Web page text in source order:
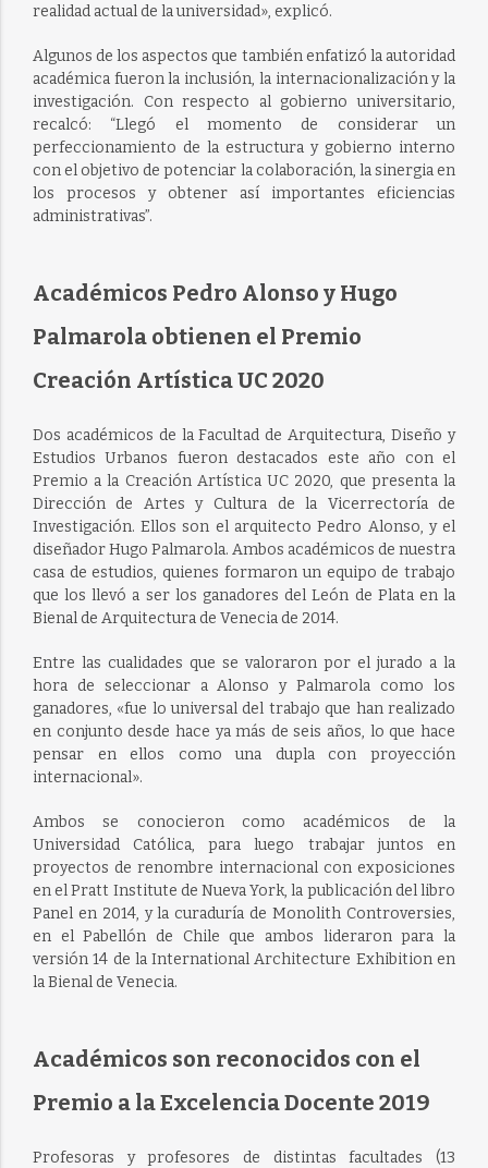
realidad actual de la universidad», explicó.
Algunos de los aspectos que también enfatizó la autoridad
académica fueron la inclusión, la internacionalización y la
investigación. Con respecto al gobierno universitario,
recalcó: “Llegó el momento de considerar un
perfeccionamiento de la estructura y gobierno interno
con el objetivo de potenciar la colaboración, la sinergia en
los procesos y obtener así importantes eficiencias
administrativas”.
Académicos Pedro Alonso y Hugo
Palmarola obtienen el Premio
Creación Artística UC 2020
Dos académicos de la Facultad de Arquitectura, Diseño y
Estudios Urbanos fueron destacados este año con el
Premio a la Creación Artística UC 2020, que presenta la
Dirección de Artes y Cultura de la Vicerrectoría de
Investigación. Ellos son el arquitecto Pedro Alonso, y el
diseñador Hugo Palmarola. Ambos académicos de nuestra
casa de estudios, quienes formaron un equipo de trabajo
que los llevó a ser los ganadores del León de Plata en la
Bienal de Arquitectura de Venecia de 2014.
Entre las cualidades que se valoraron por el jurado a la
hora de seleccionar a Alonso y Palmarola como los
ganadores, «fue lo universal del trabajo que han realizado
en conjunto desde hace ya más de seis años, lo que hace
pensar en ellos como una dupla con proyección
internacional».
Ambos se conocieron como académicos de la
Universidad Católica, para luego trabajar juntos en
proyectos de renombre internacional con exposiciones
en el Pratt Institute de Nueva York, la publicación del libro
Panel en 2014, y la curaduría de Monolith Controversies,
en el Pabellón de Chile que ambos lideraron para la
versión 14 de la International Architecture Exhibition en
la Bienal de Venecia.
Académicos son reconocidos con el
Premio a la Excelencia Docente 2019
Profesoras y profesores de distintas facultades (13